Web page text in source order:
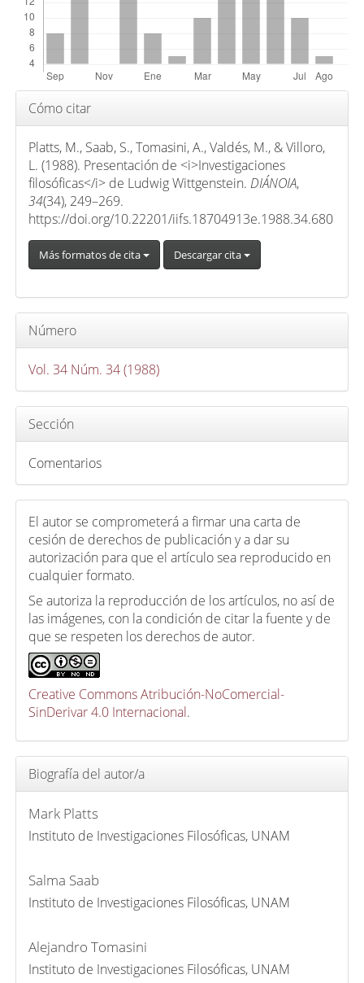
p
d
l
o
Detalles
del
artículo
Cómo citar
Platts, M., Saab, S., Tomasini, A., Valdés, M., & Villoro,
L. (1988). Presentación de <i>Investigaciones
filosóficas</i> de Ludwig Wittgenstein. DIÁNOIA,
34(34), 249–269.
https://doi.org/10.22201/iifs.18704913e.1988.34.680
Más formatos de cita Descargar cita
Número
Vol. 34 Núm. 34 (1988)
Sección
Comentarios
El autor se comprometerá a firmar una carta de
cesión de derechos de publicación y a dar su
autorización para que el artículo sea reproducido en
cualquier formato.
Se autoriza la reproducción de los artículos, no así de
las imágenes, con la condición de citar la fuente y de
que se respeten los derechos de autor.
Creative Commons Atribución-NoComercial-
SinDerivar 4.0 Internacional.
Biografía del autor/a
Mark Platts
Instituto de Investigaciones Filosóficas, UNAM
Salma Saab
Instituto de Investigaciones Filosóficas, UNAM
Alejandro Tomasini
Instituto de Investigaciones Filosóficas, UNAM